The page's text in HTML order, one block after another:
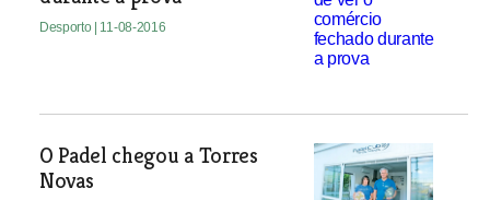
Desporto | 11-08-2016
O Padel chegou a Torres
Novas